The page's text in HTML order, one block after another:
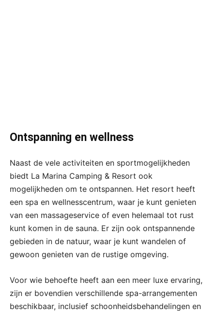
Ontspanning en wellness
Naast de vele activiteiten en sportmogelijkheden
biedt La Marina Camping & Resort ook
mogelijkheden om te ontspannen. Het resort heeft
een spa en wellnesscentrum, waar je kunt genieten
van een massageservice of even helemaal tot rust
kunt komen in de sauna. Er zijn ook ontspannende
gebieden in de natuur, waar je kunt wandelen of
gewoon genieten van de rustige omgeving.
Voor wie behoefte heeft aan een meer luxe ervaring,
zijn er bovendien verschillende spa-arrangementen
beschikbaar, inclusief schoonheidsbehandelingen en